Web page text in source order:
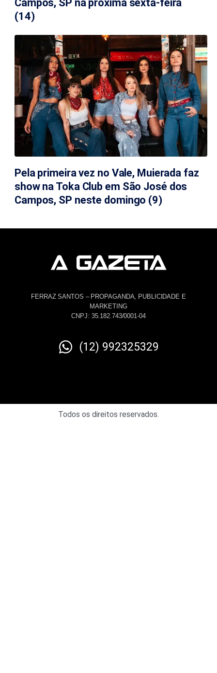
Campos, SP na próxima sexta-feira
(14)
Pela primeira vez no Vale, Muierada faz
show na Toka Club em São José dos
Campos, SP neste domingo (9)
FERRAZ SANTOS – PROPAGANDA, PUBLICIDADE E
MARKETING
CNPJ: 35.182.743/0001-04
(12) 992325329
Todos os direitos reservados.